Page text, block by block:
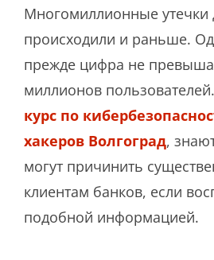
Многомиллионные утечки
происходили и раньше.
прежде цифра не
миллионов
курс по
хакеров Волгоград,
могут причинить
клиентам банков, если
подобной информацией.